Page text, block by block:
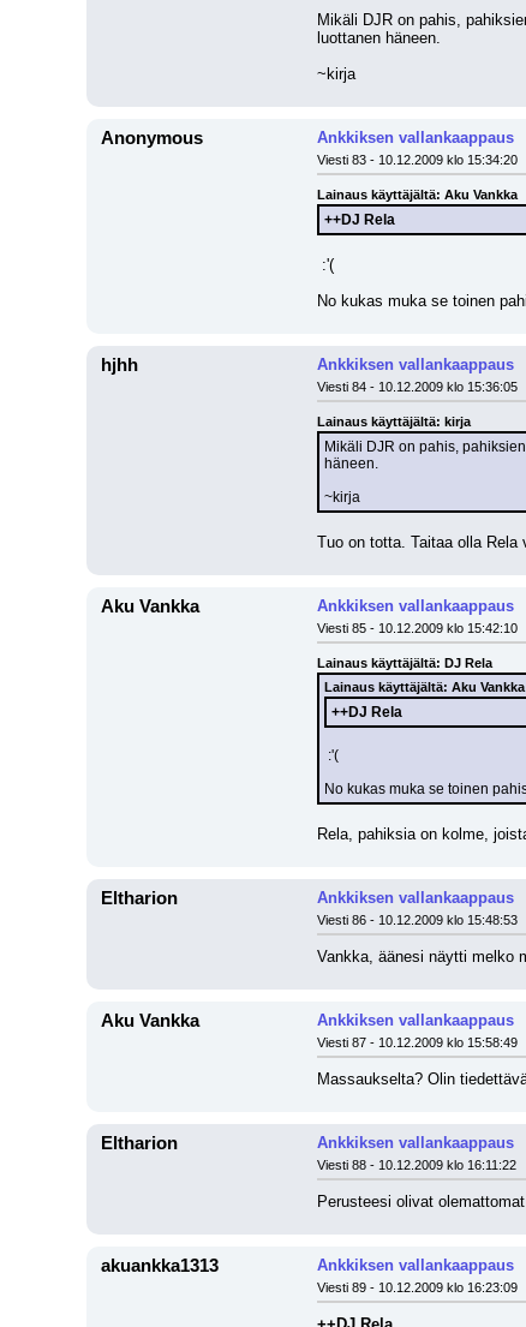
Mikäli DJR on pahis,
luottanen häneen.
~kirja
Anonymous Ankkiksen vallankaappaus
Viesti 83 - 10.12.2009 klo 15:34:20
Lainaus käyttäjältä: Aku Vankka
++DJ Rela
:'(
No kukas muka se toinen
hjhh Ankkiksen vallankaappaus
Viesti 84 - 10.12.2009 klo 15:36:05
Lainaus käyttäjältä: kirja
Mikäli DJR on pahis,
häneen.
~kirja
Tuo on totta. Taitaa olla
Aku Vankka Ankkiksen vallankaappaus
Viesti 85 - 10.12.2009 klo 15:42:10
Lainaus käyttäjältä: DJ Rela
Lainaus käyttäjältä: Aku Vankka
++DJ Rela
:'(
No kukas muka se toinen
Rela, pahiksia on kolme,
Eltharion Ankkiksen vallankaappaus
Viesti 86 - 10.12.2009 klo 15:48:53
Vankka, äänesi näytti melko
Aku Vankka Ankkiksen vallankaappaus
Viesti 87 - 10.12.2009 klo 15:58:49
Massaukselta? Olin
Eltharion Ankkiksen vallankaappaus
Viesti 88 - 10.12.2009 klo 16:11:22
Perusteesi olivat
akuankka1313 Ankkiksen vallankaappaus
Viesti 89 - 10.12.2009 klo 16:23:09